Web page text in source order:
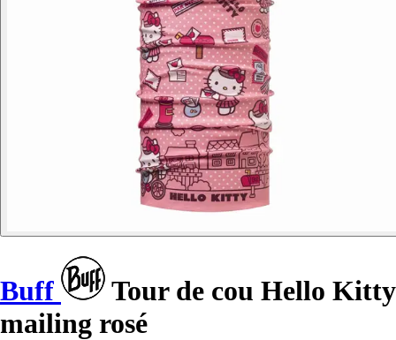
Buff
Tour de cou Hello Kitty
mailing rosé